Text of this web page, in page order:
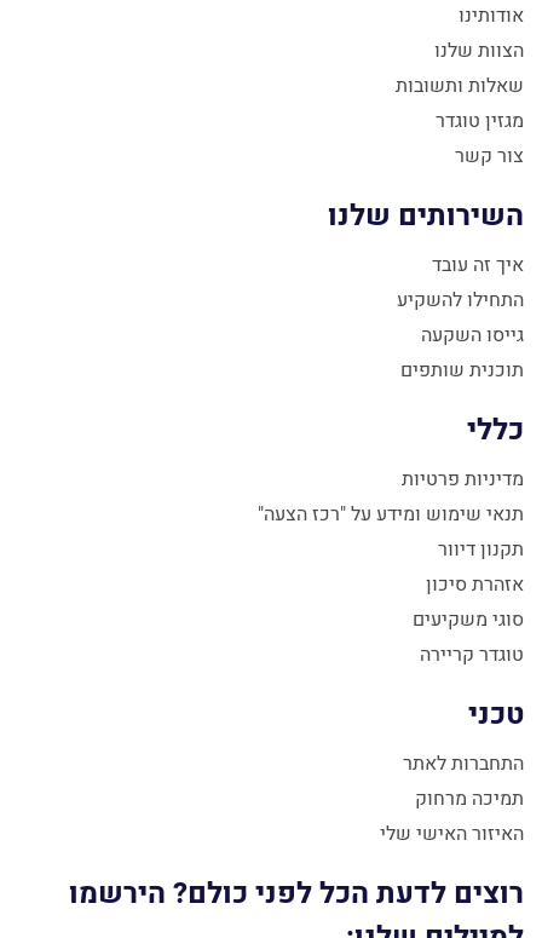
אודותינו
הצוות שלנו
שאלות ותשובות
מגזין טוגדר
צור קשר
השירותים שלנו
איך זה עובד
התחילו להשקיע
גייסו השקעה
תוכנית שותפים
כללי
מדיניות פרטיות
תנאי שימוש ומידע על "רכז הצעה"
תקנון דיוור
אזהרת סיכון
סוגי משקיעים
טוגדר קריירה
טכני
התחברות לאתר
תמיכה מרחוק
האיזור האישי שלי
רוצים לדעת הכל לפני כולם? הירשמו